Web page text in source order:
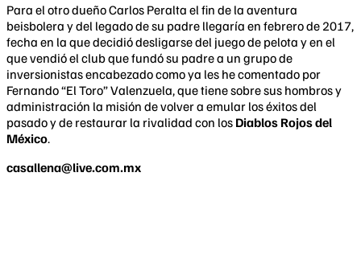
Para el otro dueño Carlos Peralta el fin de la aventura
beisbolera y del legado de su padre llegaría en febrero de 2017,
fecha en la que decidió desligarse del juego de pelota y en el
que vendió el club que fundó su padre a un grupo de
inversionistas encabezado como ya les he comentado por
Fernando “El Toro” Valenzuela, que tiene sobre sus hombros y
administración la misión de volver a emular los éxitos del
pasado y de restaurar la rivalidad con los Diablos Rojos del
México.
casallena@live.com.mx